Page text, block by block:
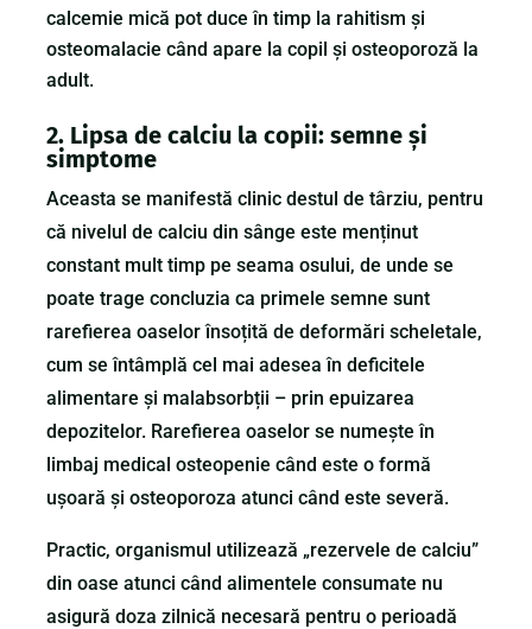
calcemie mică pot duce în timp la rahitism și
osteomalacie când apare la copil și osteoporoză la
adult.
2. Lipsa de calciu la copii: semne și
simptome
Aceasta se manifestă clinic destul de târziu, pentru
că nivelul de calciu din sânge este menținut
constant mult timp pe seama osului, de unde se
poate trage concluzia ca primele semne sunt
rarefierea oaselor însoțită de deformări scheletale,
cum se întâmplă cel mai adesea în deficitele
alimentare și malabsorbții – prin epuizarea
depozitelor. Rarefierea oaselor se numește în
limbaj medical osteopenie când este o formă
ușoară și osteoporoza atunci când este severă.
Practic, organismul utilizează „rezervele de calciu”
din oase atunci când alimentele consumate nu
asigură doza zilnică necesară pentru o perioadă